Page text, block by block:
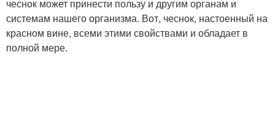
чеснок может принести пользу и другим органам и
системам нашего организма. Вот, чеснок, настоенный на
красном вине, всеми этими свойствами и обладает в
полной мере.